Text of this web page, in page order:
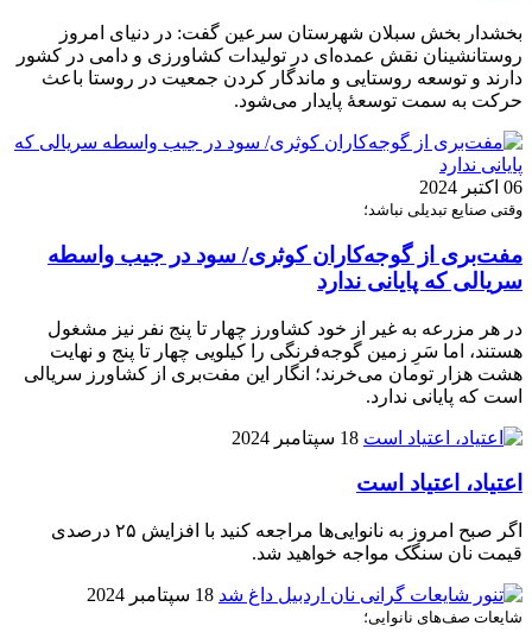
بخشدار بخش سبلان شهرستان سرعین گفت: در دنیای امروز
روستانشینان نقش عمده‌ای در تولیدات کشاورزی و دامی در کشور
دارند و توسعه روستایی و ماندگار کردن جمعیت در روستا باعث
حرکت به سمت توسعهٔ پایدار می‌شود.
06 اکتبر 2024
وقتی صنایع تبدیلی نباشد؛
مفت‌بری از گوجه‌کاران کوثری/ سود در جیب واسطه
سریالی که پایانی ندارد
در هر مزرعه به‌ غیر از خود کشاورز چهار تا پنج نفر نیز مشغول
هستند، اما سَرِ زمین گوجه‌فرنگی را کیلویی چهار تا پنج و نهایت
هشت هزار تومان می‌خرند؛ انگار این مفت‌بری از کشاورز سریالی
است که پایانی ندارد.
18 سپتامبر 2024
اعتیاد، اعتیاد است
اگر صبح امروز به نانوایی‌ها مراجعه کنید با افزایش ۲۵ درصدی
قیمت نان سنگک مواجه خواهید شد.
18 سپتامبر 2024
شایعات صف‌های نانوایی؛